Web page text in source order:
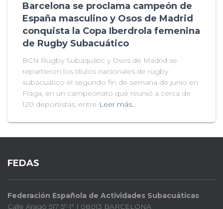
Barcelona se proclama campeón de
España masculino y Osos de Madrid
conquista la Copa Iberdrola femenina
de Rugby Subacuático
BCN Rugby Subaquàtic y Osos de Madrid se
repartieron los títulos nacionales de rugby
subacuático el segundo fin de semana de junio en
Fraga, en un campeonato que reunió a cerca de
120 deportistas, entre Leer más…
FEDAS
Federación Española de Actividades Subacuáticas
Calle Aragó 517 5º-1ª | 08013 BARCELONA